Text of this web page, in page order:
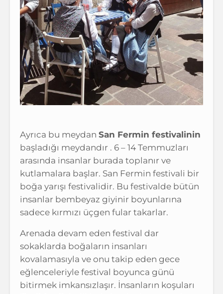
Ayrıca bu meydan San Fermin festivalinin
başladığı meydandır . 6 – 14 Temmuzları
arasında insanlar burada toplanır ve
kutlamalara başlar. San Fermin festivali bir
boğa yarışı festivalidir. Bu festivalde bütün
insanlar bembeyaz giyinir boyunlarına
sadece kırmızı üçgen fular takarlar.
Arenada devam eden festival dar
sokaklarda boğaların insanları
kovalamasıyla ve onu takip eden gece
eğlenceleriyle festival boyunca günü
bitirmek imkansızlaşır. İnsanların koşuları